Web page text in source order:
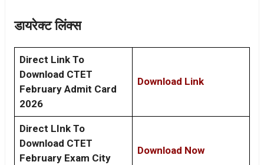
डायरेक्ट लिंक्स
Direct Link To
Download CTET
February Admit Card
2026
Download Link
Direct LInk To
Download CTET
February Exam City
Download Now